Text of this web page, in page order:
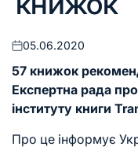
Оприлюднено
05.06.2020
57 книжок
Експертна рада
інституту книги
Про це інформує